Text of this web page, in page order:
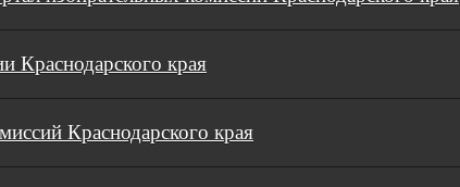
Краснодарского края
Краснодарского края